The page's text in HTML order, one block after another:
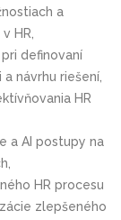
a
HR,
definovaní
návrhu riešení,
HR
a AI postupy na
HR procesu
zlepšeného